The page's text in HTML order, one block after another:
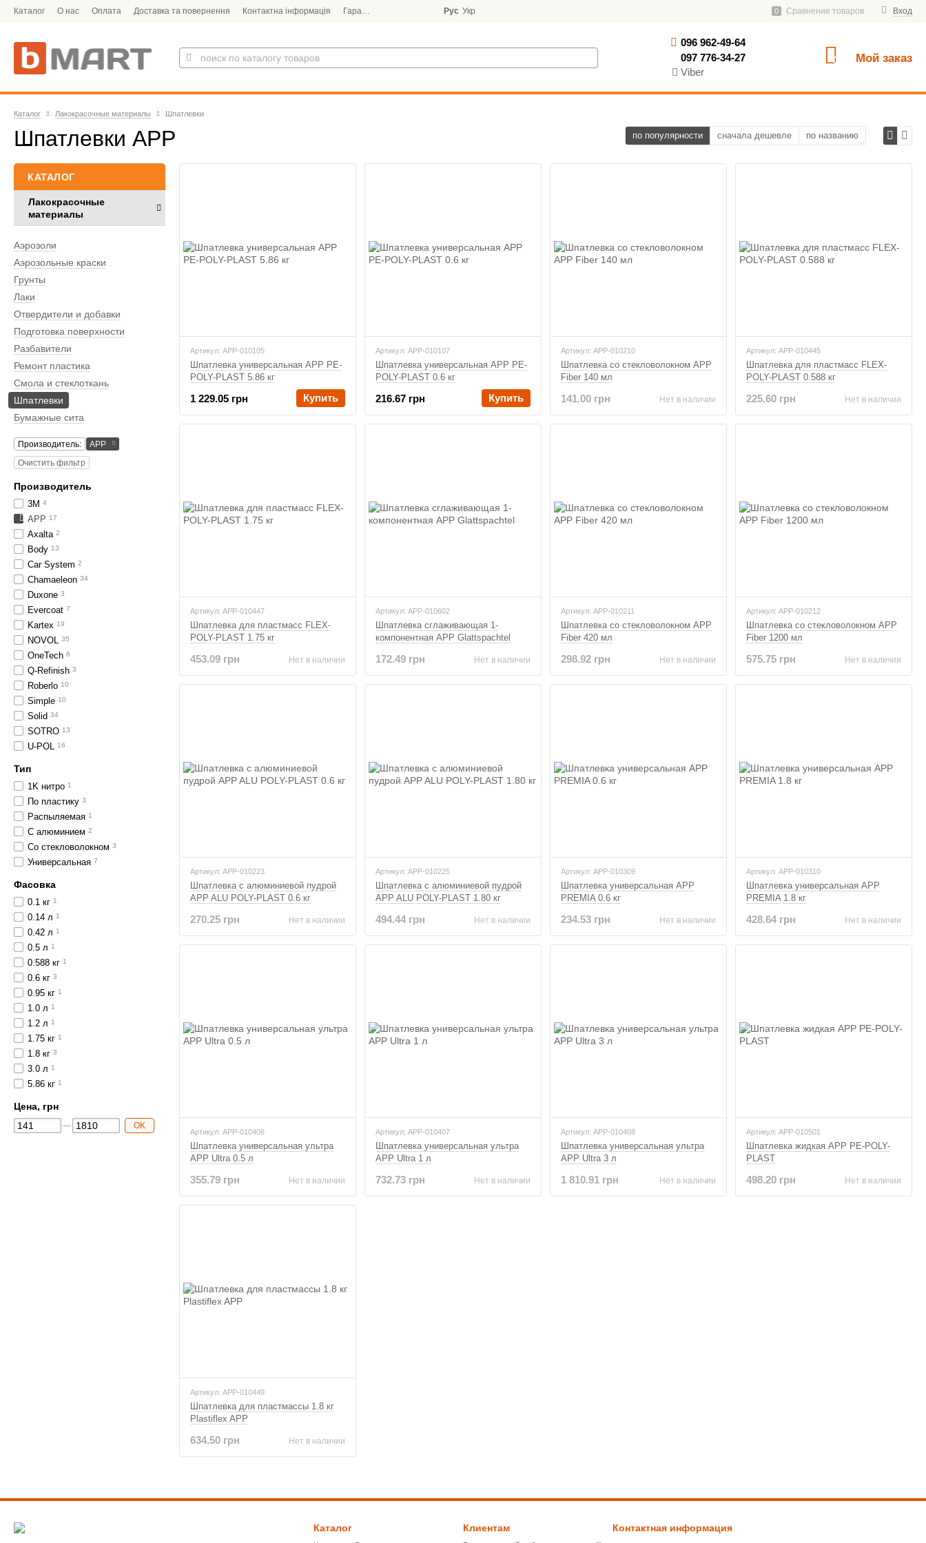
Каталог О нас Оплата Доставка та повернення Контактна інформація Гарантія Вход
0 Сравнение товаров
Рус Укр
096 962-49-64
097 776-34-27
Viber
0 Мой заказ
Каталог Лакокрасочные материалы Шпатлевки
Шпатлевки APP по популярности сначала дешевле по названию
Артикул: APP-010105
Шпатлевка универсальная APP PE-
POLY-PLAST 5.86 кг
1 229.05 грн Купить
Артикул: APP-010107
Шпатлевка универсальная APP PE-
POLY-PLAST 0.6 кг
216.67 грн Купить
Артикул: APP-010210
Шпатлевка со стекловолокном APP
Fiber 140 мл
141.00 грн Нет в наличии
Артикул: APP-010445
Шпатлевка для пластмасс FLEX-
POLY-PLAST 0.588 кг
225.60 грн Нет в наличии
Артикул: APP-010447
Шпатлевка для пластмасс FLEX-
POLY-PLAST 1.75 кг
453.09 грн Нет в наличии
Артикул: APP-010602
Шпатлевка сглаживающая 1-
компонентная APP Glattspachtel
172.49 грн Нет в наличии
Артикул: APP-010211
Шпатлевка со стекловолокном APP
Fiber 420 мл
298.92 грн Нет в наличии
Артикул: APP-010212
Шпатлевка со стекловолокном APP
Fiber 1200 мл
575.75 грн Нет в наличии
Артикул: APP-010223
Шпатлевка с алюминиевой пудрой
APP ALU POLY-PLAST 0.6 кг
270.25 грн Нет в наличии
Артикул: APP-010225
Шпатлевка с алюминиевой пудрой
APP ALU POLY-PLAST 1.80 кг
494.44 грн Нет в наличии
Артикул: APP-010309
Шпатлевка универсальная APP
PREMIA 0.6 кг
234.53 грн Нет в наличии
Артикул: APP-010310
Шпатлевка универсальная APP
PREMIA 1.8 кг
428.64 грн Нет в наличии
Артикул: APP-010406
Шпатлевка универсальная ультра
APP Ultra 0.5 л
355.79 грн Нет в наличии
Артикул: APP-010407
Шпатлевка универсальная ультра
APP Ultra 1 л
732.73 грн Нет в наличии
Артикул: APP-010408
Шпатлевка универсальная ультра
APP Ultra 3 л
1 810.91 грн Нет в наличии
Артикул: APP-010501
Шпатлевка жидкая APP PE-POLY-
PLAST
498.20 грн Нет в наличии
Артикул: APP-010449
Шпатлевка для пластмассы 1.8 кг
Plastiflex APP
634.50 грн Нет в наличии
КАТАЛОГ
Лакокрасочные
материалы
Аэрозоли
Аэрозольные краски
Грунты
Лаки
Отвердители и добавки
Подготовка поверхности
Разбавители
Ремонт пластика
Смола и стеклоткань
Шпатлевки
Бумажные сита
Производитель:
APP
Очистить фильтр
Производитель
3M 4
APP 17
Axalta 2
Body 13
Car System 2
Chamaeleon 34
Duxone 3
Evercoat 7
Kartex 19
NOVOL 35
OneTech 6
Q-Refinish 3
Roberlo 10
Simple 10
Solid 34
SOTRO 13
U-POL 16
Тип
1K нитро 1
По пластику 3
Распыляемая 1
С алюминием 2
Со стекловолокном 3
Универсальная 7
Фасовка
0.1 кг 1
0.14 л 1
0.42 л 1
0.5 л 1
0.588 кг 1
0.6 кг 3
0.95 кг 1
1.0 л 1
1.2 л 1
1.75 кг 1
1.8 кг 3
3.0 л 1
5.86 кг 1
Цена, грн
OK
Каталог Клиентам
Контактная информация